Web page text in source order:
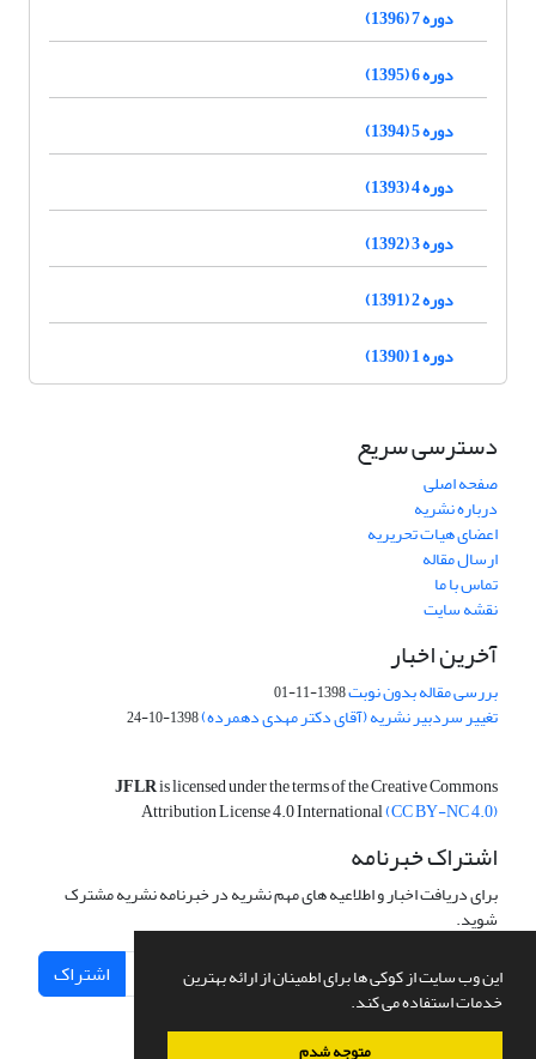
این وب سایت از کوکی ها برای اطمینان از ارائه بهترین
خدمات استفاده می کند.
متوجه شدم
دوره 7 (1396)
دوره 6 (1395)
دوره 5 (1394)
دوره 4 (1393)
دوره 3 (1392)
دوره 2 (1391)
دوره 1 (1390)
دسترسی سریع
صفحه اصلی
درباره نشریه
اعضای هیات تحریریه
ارسال مقاله
تماس با ما
نقشه سایت
آخرین اخبار
بررسی مقاله بدون نوبت1398-11-01
تغییر سردبیر نشریه (آقای دکتر مهدی دهمرده)1398-10-24
JFLRis licensed under the terms of the Creative Commons
Attribution License 4.0 International(CC BY-NC 4.0)
اشتراک خبرنامه
برای دریافت اخبار و اطلاعیه های مهم نشریه در خبرنامه نشریه مشترک
شوید.
اشتراک